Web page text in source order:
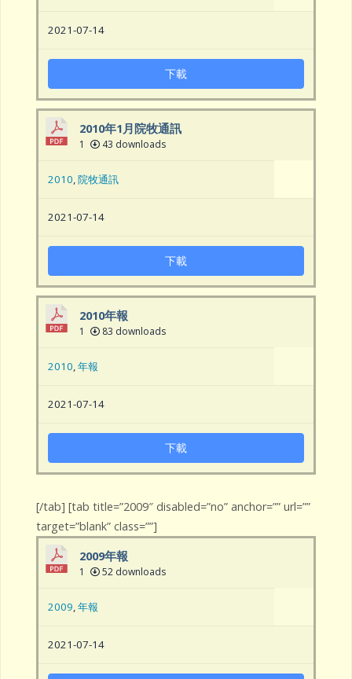
2021-07-14
下載
2010年1月院牧通訊
1 43 downloads
2010,院牧通訊
2021-07-14
下載
2010年報
1 83 downloads
2010,年報
2021-07-14
下載
[/tab] [tab title=”2009″ disabled=”no” anchor=”” url=””
target=”blank” class=””]
2009年報
1 52 downloads
2009,年報
2021-07-14